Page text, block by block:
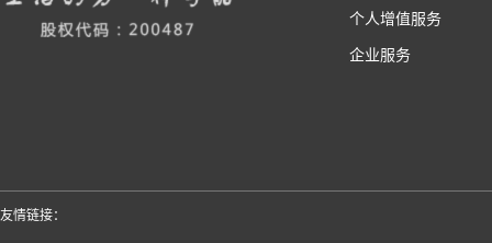
个人增值服务
企业服务
友情链接：